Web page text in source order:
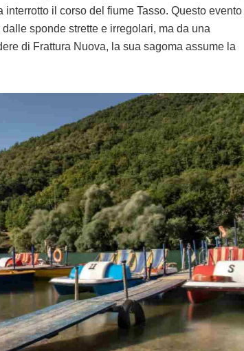
il corso del fiume Tasso. Questo evento
sponde strette e irregolari, ma da una
di Frattura Nuova, la sua sagoma assume la